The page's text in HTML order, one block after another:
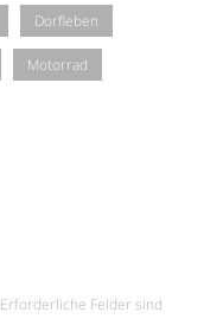
Dorfleben
Motorrad
Erforderliche Felder sind